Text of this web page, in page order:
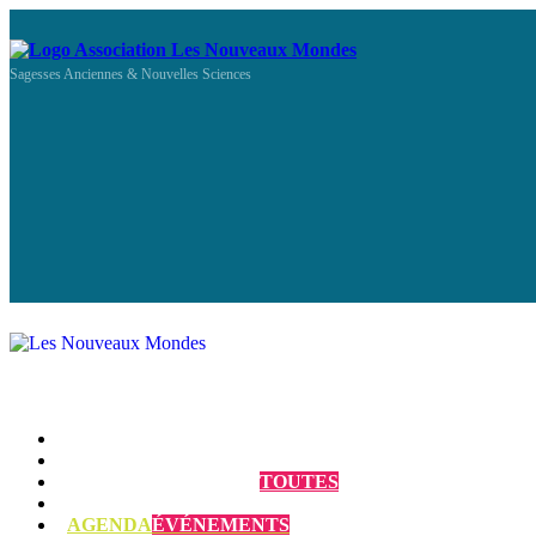
Sagesses Anciennes & Nouvelles Sciences
TOUTES
AGENDAÉVÉNEMENTS